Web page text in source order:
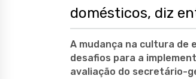
domésticos, diz
A mudança na cultura de
desafios para a
avaliação do secretário-